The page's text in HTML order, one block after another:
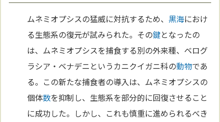
ムネミオプシスの猛威に対抗するため、 黒海におけ
る生態系の復元が試みられた。その鍵となったの
は、ムネミオプシスを捕食する別の外来種、ベログ
ラシア・ベナデニというカニクイガニ科の動物であ
る。この新たな捕食者の導入は、ムネミオプシスの
個体数を抑制し、生態系を部分的に回復させること
に成功した。しかし、これも慎重に進められるべき